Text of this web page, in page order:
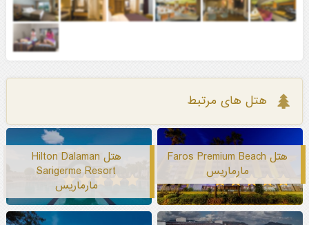
هتل های مرتبط
هتل Faros Premium Beach
مارماریس
هتل Hilton Dalaman
Sarigerme Resort
مارماریس